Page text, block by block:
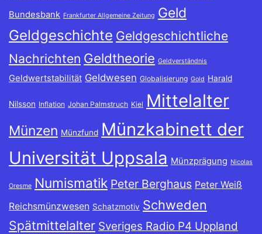
Bundesbank Frankfurter Allgemeine Zeitung Geld
Geldgeschichte Geldgeschichtliche
Nachrichten Geldtheorie Geldverständnis
Geldwertstabilität Geldwesen Globalisierung Gold Harald
Nilsson Inflation Johan Palmstruch Kiel Mittelalter
Münzen Münzfund Münzkabinett der
Universität Uppsala Münzprägung Nicolas
Oresme Numismatik Peter Berghaus Peter Weiß
Reichsmünzwesen Schatzmotiv Schweden
Spätmittelalter Sveriges Radio P4 Uppland